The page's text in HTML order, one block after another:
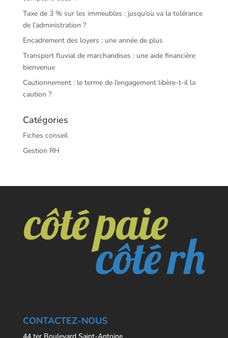
Taxe de 3 % sur les immeubles : jusqu’où va la tolérance
de l’administration ?
Encadrement des loyers : une année de plus
Transport fluvial de marchandises : une aide financière
bienvenue
Cautionnement : le terme de l’engagement libère-t-il la
caution ?
Catégories
Fiches conseil
Gestion RH
CONTACTEZ-NOUS